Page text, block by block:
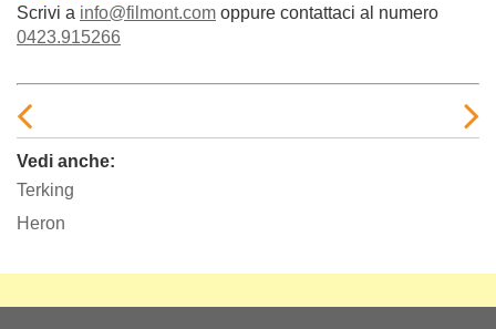
Scrivi a info@filmont.com oppure contattaci al numero
0423.915266
Vedi anche:
Terking
Heron